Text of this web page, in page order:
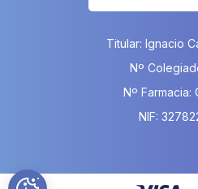
Titular: Ignacio
Nº
Nº Farmacia:
NIF: